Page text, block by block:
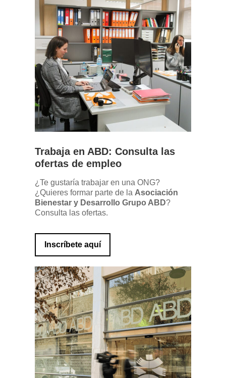
Trabaja en ABD: Consulta las
ofertas de empleo
¿Te gustaría trabajar en una ONG?
¿Quieres formar parte de la Asociación
Bienestar y Desarrollo Grupo ABD?
Consulta las ofertas.
Inscríbete aquí